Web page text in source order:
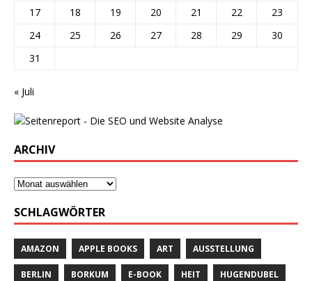
17
18 19 20 21 22
23
24
25 26 27 28 29
30
31
« Juli
ARCHIV
SCHLAGWÖRTER
AMAZON APPLE BOOKS ART AUSSTELLUNG
BERLIN BORKUM E-BOOK HEIT HUGENDUBEL